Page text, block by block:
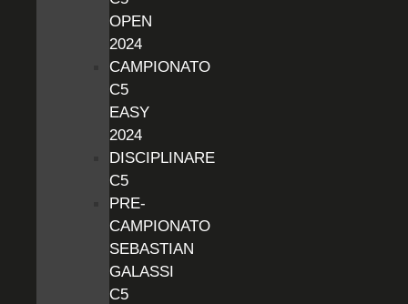
OPEN
2024
CAMPIONATO
C5
EASY
2024
DISCIPLINARE
C5
PRE-
CAMPIONATO
SEBASTIAN
GALASSI
C5